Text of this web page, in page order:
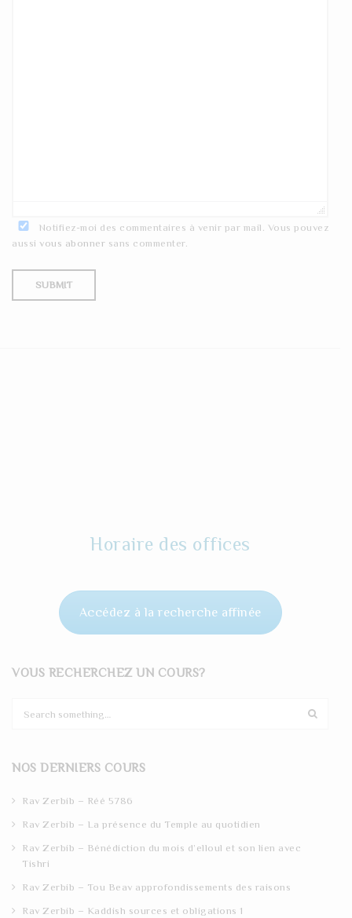
Notifiez-moi des commentaires à venir par mail. Vous pouvez
aussi vous abonner sans commenter.
Horaire des offices
Accédez à la recherche affinée
VOUS RECHERCHEZ UN COURS?
c
NOS DERNIERS COURS
Rav Zerbib – Réé 5786
Rav Zerbib – La présence du Temple au quotidien
Rav Zerbib – Bénédiction du mois d’elloul et son lien avec
Tishri
Rav Zerbib – Tou Beav approfondissements des raisons
Rav Zerbib – Kaddish sources et obligations 1